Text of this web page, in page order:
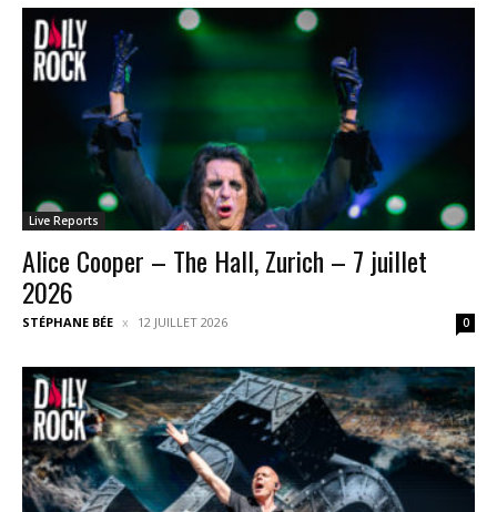
Live Reports
Alice Cooper – The Hall, Zurich – 7 juillet
2026
STÉPHANE BÉE 12 JUILLET 2026 0